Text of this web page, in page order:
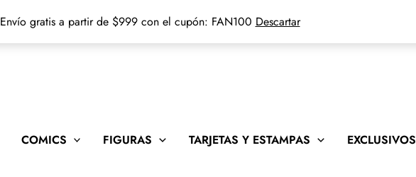
Envío gratis a partir de $999 con el cupón: FAN100 Descartar
COMICS FIGURAS TARJETAS Y ESTAMPAS EXCLUSIVOS